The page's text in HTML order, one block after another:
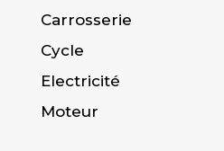
Carrosserie
Cycle
Electricité
Moteur